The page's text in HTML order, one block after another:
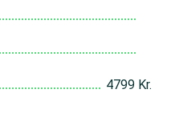
4799 Kr.